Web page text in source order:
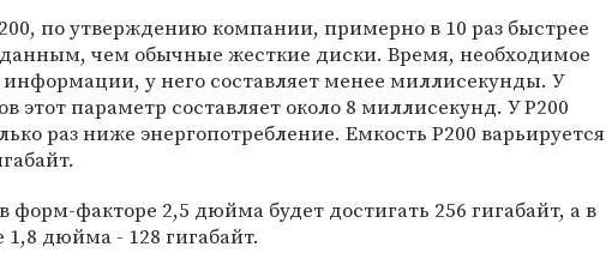
по утверждению компании, примерно в 10 раз быстрее
чем обычные жесткие диски. Время, необходимое
информации, у него составляет менее миллисекунды. У
этот параметр составляет около 8 миллисекунд. У P200
раз ниже энергопотребление. Емкость P200 варьируется
форм-факторе 2,5 дюйма будет достигать 256 гигабайт, а в
дюйма - 128 гигабайт.